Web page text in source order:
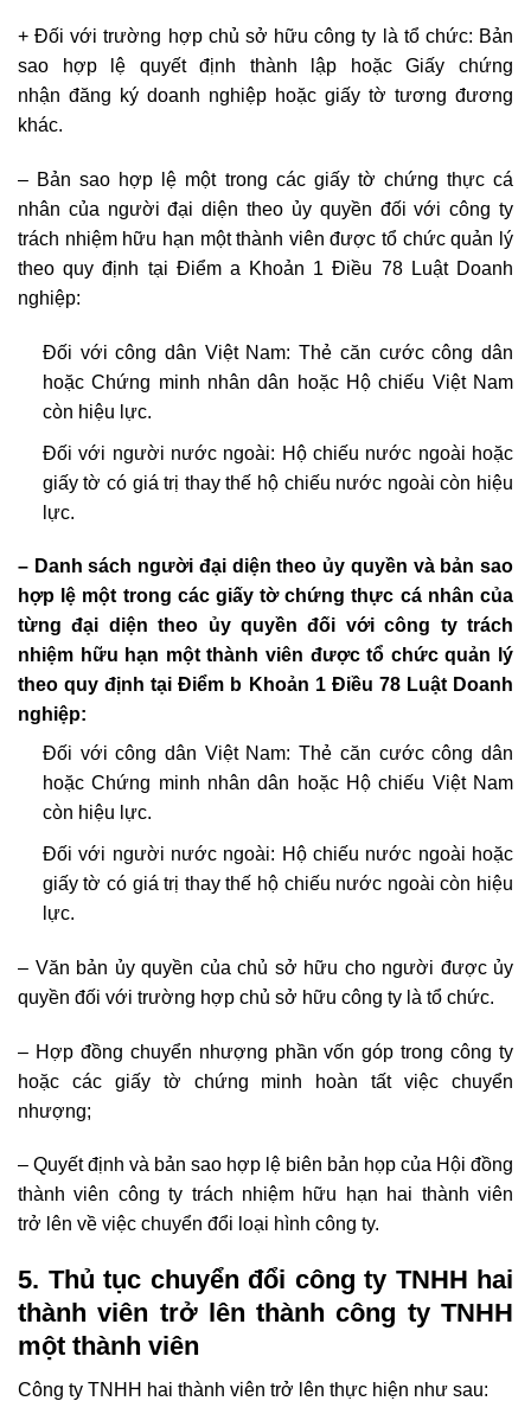
+ Đối với trường hợp chủ sở hữu công ty là tổ chức: Bản
sao hợp lệ quyết định thành lập hoặc Giấy chứng
nhận đăng ký doanh nghiệp hoặc giấy tờ tương đương
khác.
– Bản sao hợp lệ một trong các giấy tờ chứng thực cá
nhân của người đại diện theo ủy quyền đối với công ty
trách nhiệm hữu hạn một thành viên được tổ chức quản lý
theo quy định tại Điểm a Khoản 1 Điều 78 Luật Doanh
nghiệp:
Đối với công dân Việt Nam: Thẻ căn cước công dân
hoặc Chứng minh nhân dân hoặc Hộ chiếu Việt Nam
còn hiệu lực.
Đối với người nước ngoài: Hộ chiếu nước ngoài hoặc
giấy tờ có giá trị thay thế hộ chiếu nước ngoài còn hiệu
lực.
– Danh sách người đại diện theo ủy quyền và bản sao
hợp lệ một trong các giấy tờ chứng thực cá nhân của
từng đại diện theo ủy quyền đối với công ty trách
nhiệm hữu hạn một thành viên được tổ chức quản lý
theo quy định tại Điểm b Khoản 1 Điều 78 Luật Doanh
nghiệp:
Đối với công dân Việt Nam: Thẻ căn cước công dân
hoặc Chứng minh nhân dân hoặc Hộ chiếu Việt Nam
còn hiệu lực.
Đối với người nước ngoài: Hộ chiếu nước ngoài hoặc
giấy tờ có giá trị thay thế hộ chiếu nước ngoài còn hiệu
lực.
– Văn bản ủy quyền của chủ sở hữu cho người được ủy
quyền đối với trường hợp chủ sở hữu công ty là tổ chức.
– Hợp đồng chuyển nhượng phần vốn góp trong công ty
hoặc các giấy tờ chứng minh hoàn tất việc chuyển
nhượng;
– Quyết định và bản sao hợp lệ biên bản họp của Hội đồng
thành viên công ty trách nhiệm hữu hạn hai thành viên
trở ên về việc chuyển đổi loại hình công ty.
5. Thủ tục chuyển đổi công ty TNHH hai
thành viên trở lên thành công ty TNHH
một thành viên
Công ty TNHH hai thành viên trở lên thực hiện như sau: